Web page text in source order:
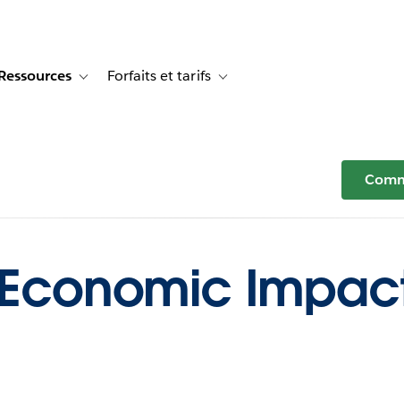
Témoignages clients
sub-navigation for SolutionsToggle sub-navigation for Ressources
Forfaits et tarifs Toggle sub-navigation for Forfaits